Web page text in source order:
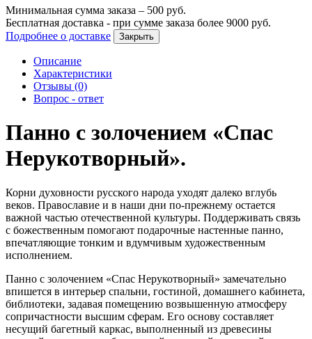
Минимальная сумма заказа – 500 руб.
Бесплатная доставка - при сумме заказа более 9000 руб.
Подробнее о доставке
Закрыть
Описание
Характеристики
Отзывы (0)
Вопрос - ответ
Панно с золочением «Спас
Нерукотворный».
Корни духовности русского народа уходят далеко вглубь
веков. Православие и в наши дни по-прежнему остается
важной частью отечественной культуры. Поддерживать связь
с божественным помогают подарочные настенные панно,
впечатляющие тонким и вдумчивым художественным
исполнением.
Панно с золочением «Спас Нерукотворный» замечательно
впишется в интерьер спальни, гостиной, домашнего кабинета,
библиотеки, задавая помещению возвышенную атмосферу
сопричастности высшим сферам. Его основу составляет
несущий багетный каркас, выполненный из древесины